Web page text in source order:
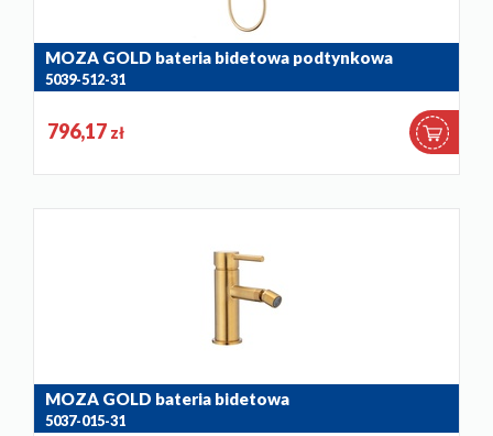
MOZA GOLD bateria bidetowa podtynkowa
5039-512-31
796,17 zł
MOZA GOLD bateria bidetowa
5037-015-31